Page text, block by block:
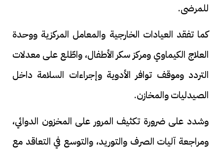
للمرضى.
كما تفقد العيادات الخارجية والمعامل المركزية ووحدة
العلاج الكيماوي ومركز سكر الأطفال، واطّلع على معدلات
التردد وموقف توافر الأدوية وإجراءات السلامة داخل
الصيدليات والمخازن.
وشدد على ضرورة تكثيف المرور على المخزون الدوائي،
ومراجعة آليات الصرف والتوريد، والتوسع في التعاقد مع